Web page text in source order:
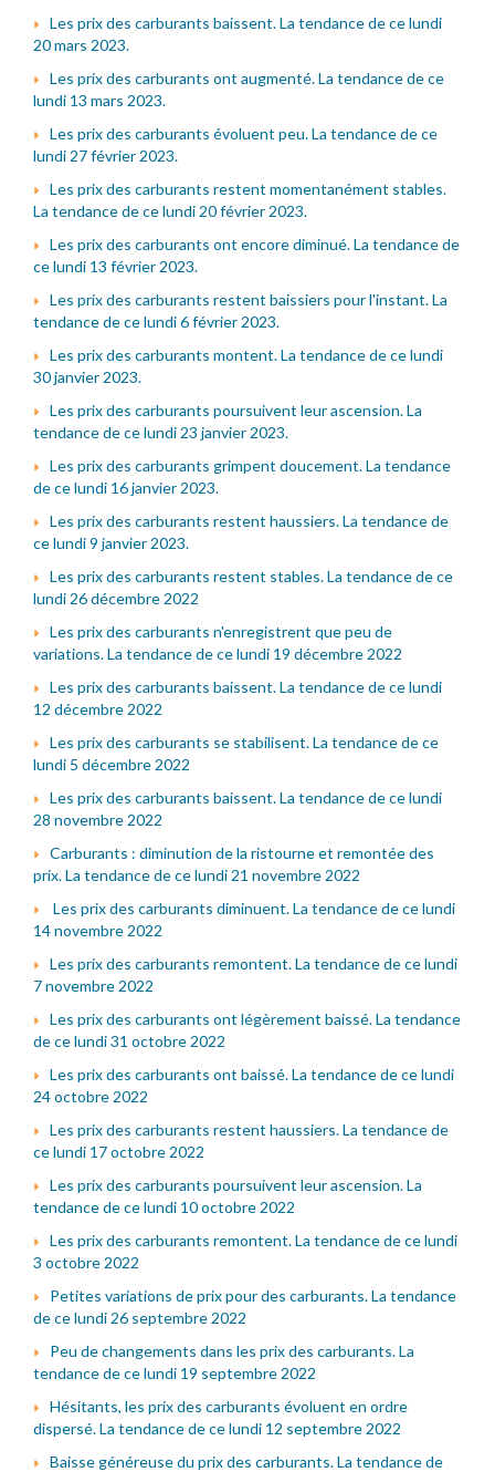
Les prix des carburants baissent. La tendance de ce lundi
20 mars 2023.
Les prix des carburants ont augmenté. La tendance de ce
lundi 13 mars 2023.
Les prix des carburants évoluent peu. La tendance de ce
lundi 27 février 2023.
Les prix des carburants restent momentanément stables.
La tendance de ce lundi 20 février 2023.
Les prix des carburants ont encore diminué. La tendance de
ce lundi 13 février 2023.
Les prix des carburants restent baissiers pour l'instant. La
tendance de ce lundi 6 février 2023.
Les prix des carburants montent. La tendance de ce lundi
30 janvier 2023.
Les prix des carburants poursuivent leur ascension. La
tendance de ce lundi 23 janvier 2023.
Les prix des carburants grimpent doucement. La tendance
de ce lundi 16 janvier 2023.
Les prix des carburants restent haussiers. La tendance de
ce lundi 9 janvier 2023.
Les prix des carburants restent stables. La tendance de ce
lundi 26 décembre 2022
Les prix des carburants n'enregistrent que peu de
variations. La tendance de ce lundi 19 décembre 2022
Les prix des carburants baissent. La tendance de ce lundi
12 décembre 2022
Les prix des carburants se stabilisent. La tendance de ce
lundi 5 décembre 2022
Les prix des carburants baissent. La tendance de ce lundi
28 novembre 2022
Carburants : diminution de la ristourne et remontée des
prix. La tendance de ce lundi 21 novembre 2022
Les prix des carburants diminuent. La tendance de ce lundi
14 novembre 2022
Les prix des carburants remontent. La tendance de ce lundi
7 novembre 2022
Les prix des carburants ont légèrement baissé. La tendance
de ce lundi 31 octobre 2022
Les prix des carburants ont baissé. La tendance de ce lundi
24 octobre 2022
Les prix des carburants restent haussiers. La tendance de
ce lundi 17 octobre 2022
Les prix des carburants poursuivent leur ascension. La
tendance de ce lundi 10 octobre 2022
Les prix des carburants remontent. La tendance de ce lundi
3 octobre 2022
Petites variations de prix pour des carburants. La tendance
de ce lundi 26 septembre 2022
Peu de changements dans les prix des carburants. La
tendance de ce lundi 19 septembre 2022
Hésitants, les prix des carburants évoluent en ordre
dispersé. La tendance de ce lundi 12 septembre 2022
Baisse généreuse du prix des carburants. La tendance de